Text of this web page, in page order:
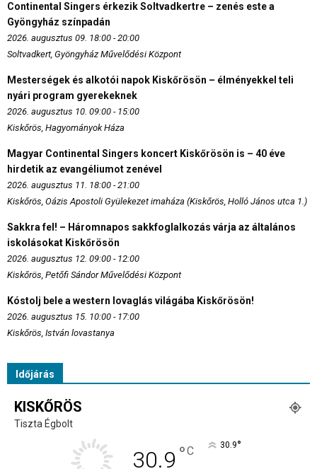
Continental Singers érkezik Soltvadkertre – zenés este a
Gyöngyház színpadán
2026. augusztus 09. 18:00 - 20:00
Soltvadkert, Gyöngyház Művelődési Központ
Mesterségek és alkotói napok Kiskőrösön – élményekkel teli
nyári program gyerekeknek
2026. augusztus 10. 09:00 - 15:00
Kiskőrös, Hagyományok Háza
Magyar Continental Singers koncert Kiskőrösön is – 40 éve
hirdetik az evangéliumot zenével
2026. augusztus 11. 18:00 - 21:00
Kiskőrös, Oázis Apostoli Gyülekezet imaháza (Kiskőrös, Holló János utca 1.)
Sakkra fel! – Háromnapos sakkfoglalkozás várja az általános
iskolásokat Kiskőrösön
2026. augusztus 12. 09:00 - 12:00
Kiskőrös, Petőfi Sándor Művelődési Központ
Kóstolj bele a western lovaglás világába Kiskőrösön!
2026. augusztus 15. 10:00 - 17:00
Kiskőrös, István lovastanya
Időjárás
KISKŐRÖS
Tiszta Égbolt
30.9 °C 30.9°